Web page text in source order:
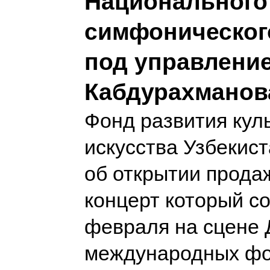
под
Фонд развития
искусства
об открытии
концерт который
февраля на сцене
международных